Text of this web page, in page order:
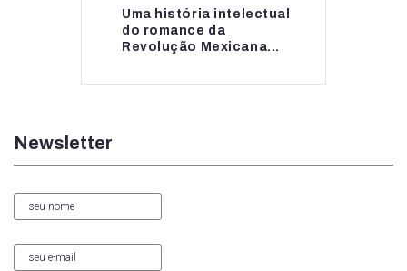
Uma história intelectual
do romance da
Revolução Mexicana...
Uma história intelectual
do romance da...
Newsletter